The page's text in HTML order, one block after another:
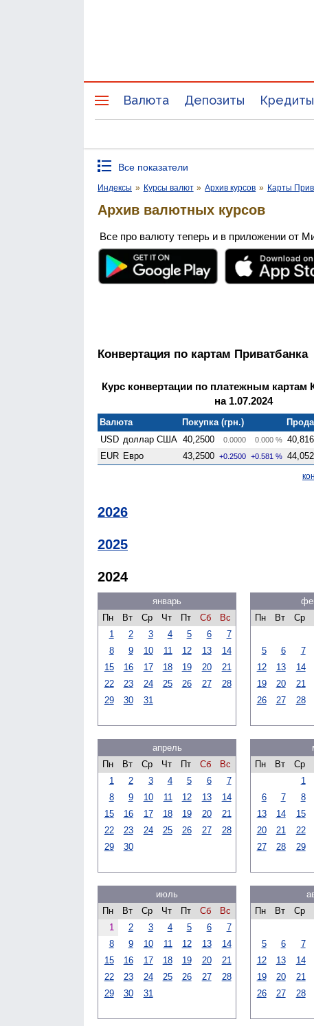
Валюта Депозиты Кредиты
Все показатели
Индексы » Курсы валют » Архив курсов » Карты
Архив валютных курсов
Все про валюту теперь и в приложении от
Конвертация по картам Приватбанка
Курс конвертации по платежным картам
на 1.07.2024
Валюта Покупка (грн.)
USD доллар США 40,2500 0.0000 0.000 %
EUR Евро 43,2500 +0.2500 +0.581 %
2026
2025
2024
январь
Пн
Вт Ср Чт Пт Сб
Вс
1
2 3 4 5 6
7
8
9 10 11 12 13
14
15
16 17 18 19 20
21
22
23 24 25 26 27
28
29
30 31
Пн
Вт Ср
5
6 7
12
13 14
19
20 21
26
27 28
апрель
Пн
Вт Ср Чт Пт Сб
Вс
1
2 3 4 5 6
7
8
9 10 11 12 13
14
15
16 17 18 19 20
21
22
23 24 25 26 27
28
29
30
Пн
Вт Ср
1
6
7 8
13
14 15
20
21 22
27
28 29
июль
Пн
Вт Ср Чт Пт Сб
Вс
1
2 3 4 5 6
7
8
9 10 11 12 13
14
15
16 17 18 19 20
21
22
23 24 25 26 27
28
29
30 31
Пн
Вт Ср
5
6 7
12
13 14
19
20 21
26
27 28